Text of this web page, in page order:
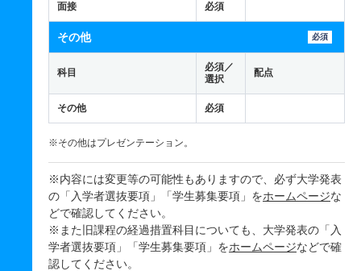
面接 必須
その他 必須
科目
必須／
選択
配点
その他 必須
※その他はプレゼンテーション。
※内容には変更等の可能性もありますので、必ず大学発表
の「入学者選抜要項」「学生募集要項」をホームページな
どで確認してください。
※また旧課程の経過措置科目についても、大学発表の「入
学者選抜要項」「学生募集要項」をホームページなどで確
認してください。